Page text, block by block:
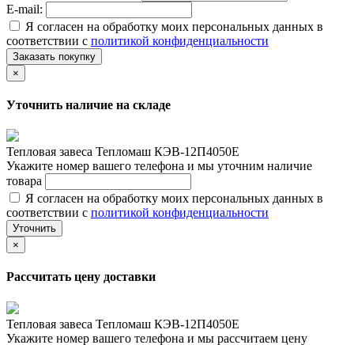
E-mail:
Я согласен на обработку моих персональных данных в
соответствии с политикой конфиденциальности
Заказать покупку
×
Уточнить наличие на складе
Тепловая завеса Тепломаш КЭВ-12П4050Е
Укажите номер вашего телефона и мы уточним наличие
товара
Я согласен на обработку моих персональных данных в
соответствии с политикой конфиденциальности
Уточнить
×
Рассчитать цену доставки
Тепловая завеса Тепломаш КЭВ-12П4050Е
Укажите номер вашего телефона и мы рассчитаем цену